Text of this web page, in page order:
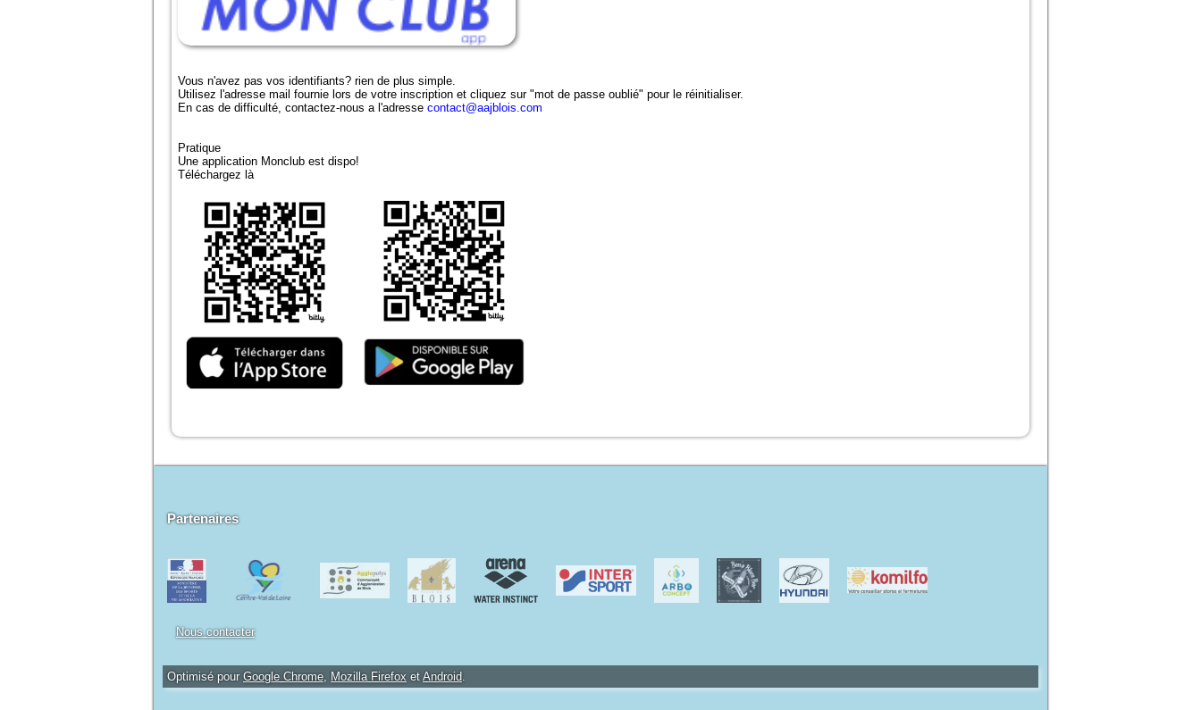
Vous n'avez pas vos identifiants? rien de plus simple.
Utilisez l'adresse mail fournie lors de votre inscription et cliquez sur "mot de passe oublié" pour le réinitialiser.
En cas de difficulté, contactez-nous a l'adresse contact@aajblois.com
Pratique
Une application Monclub est dispo!
Téléchargez là
Partenaires
Nous contacter
Optimisé pour Google Chrome Mozilla Firefox et Android